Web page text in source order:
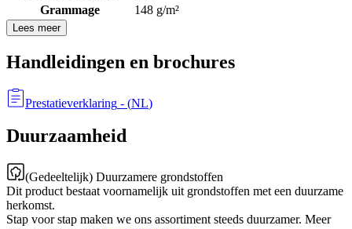
Grammage
148 g/m²
Lees meer
Handleidingen en brochures
Prestatieverklaring - (NL)
Duurzaamheid
(Gedeeltelijk) Duurzamere grondstoffen
Dit product bestaat voornamelijk uit grondstoffen met een duurzame
herkomst.
Stap voor stap maken we ons assortiment steeds duurzamer. Meer